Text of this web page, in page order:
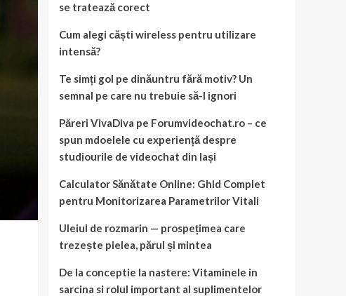
se tratează corect
Cum alegi căști wireless pentru utilizare
intensă?
Te simți gol pe dinăuntru fără motiv? Un
semnal pe care nu trebuie să-l ignori
Păreri VivaDiva pe Forumvideochat.ro – ce
spun mdoelele cu experiență despre
studiourile de videochat din Iași
Calculator Sănătate Online: Ghid Complet
pentru Monitorizarea Parametrilor Vitali
Uleiul de rozmarin — prospețimea care
trezește pielea, părul și mintea
De la conceptie la nastere: Vitaminele in
sarcina si rolul important al suplimentelor